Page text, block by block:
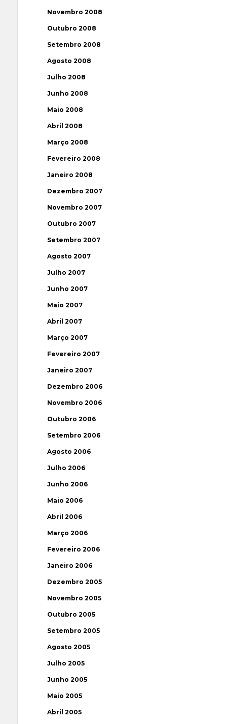
Novembro 2008
Outubro 2008
Setembro 2008
Agosto 2008
Julho 2008
Junho 2008
Maio 2008
Abril 2008
Março 2008
Fevereiro 2008
Janeiro 2008
Dezembro 2007
Novembro 2007
Outubro 2007
Setembro 2007
Agosto 2007
Julho 2007
Junho 2007
Maio 2007
Abril 2007
Março 2007
Fevereiro 2007
Janeiro 2007
Dezembro 2006
Novembro 2006
Outubro 2006
Setembro 2006
Agosto 2006
Julho 2006
Junho 2006
Maio 2006
Abril 2006
Março 2006
Fevereiro 2006
Janeiro 2006
Dezembro 2005
Novembro 2005
Outubro 2005
Setembro 2005
Agosto 2005
Julho 2005
Junho 2005
Maio 2005
Abril 2005